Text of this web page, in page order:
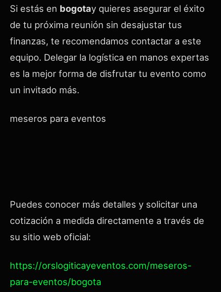
Si estás en bogotay quieres asegurar el éxito
de tu próxima reunión sin desajustar tus
finanzas, te recomendamos contactar a este
equipo. Delegar la logística en manos expertas
es la mejor forma de disfrutar tu evento como
un invitado más.
meseros para eventos
Puedes conocer más detalles y solicitar una
cotización a medida directamente a través de
su sitio web oficial:
https://orslogiticayeventos.com/meseros-
para-eventos/bogota